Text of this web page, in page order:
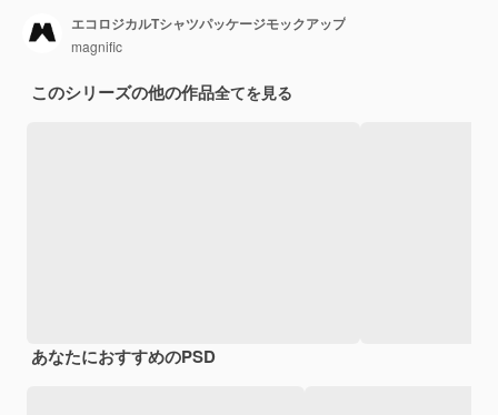
エコロジカルTシャツパッケージモックアップ
magnific
このシリーズの他の作品全てを見る
あなたにおすすめのPSD